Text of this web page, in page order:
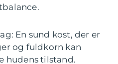
En sund kost, der er
og fuldkorn kan
hudens tilstand.